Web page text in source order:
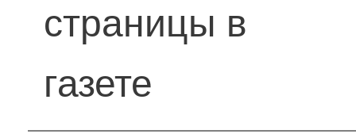
страницы в
газете